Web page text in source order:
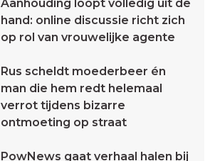
Aanhouding loopt volledig uit de
hand: online discussie richt zich
op rol van vrouwelijke agente
Rus scheldt moederbeer én
man die hem redt helemaal
verrot tijdens bizarre
ontmoeting op straat
PowNews gaat verhaal halen bij